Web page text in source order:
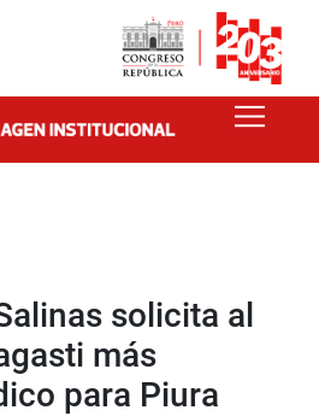
solicita al
más
para Piura